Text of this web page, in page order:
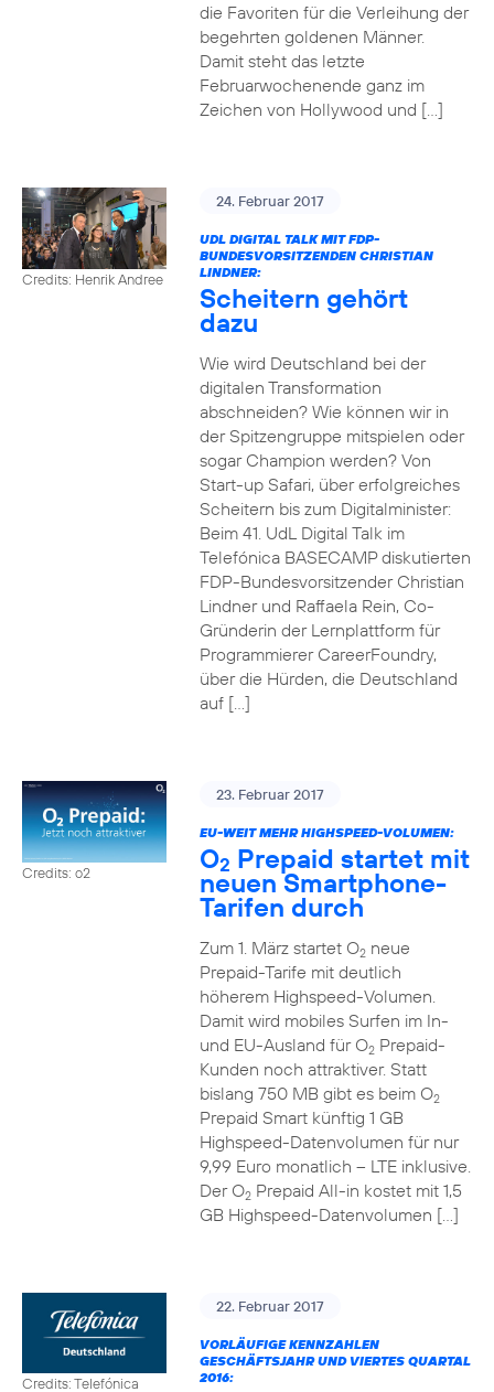
die Favoriten für die Verleihung der
begehrten goldenen Männer.
Damit steht das letzte
Februarwochenende ganz im
Zeichen von Hollywood und […]
Credits: Henrik Andree
24. Februar 2017
UDL DIGITAL TALK MIT FDP-
BUNDESVORSITZENDEN CHRISTIAN
LINDNER:
Scheitern gehört
dazu
Wie wird Deutschland bei der
digitalen Transformation
abschneiden? Wie können wir in
der Spitzengruppe mitspielen oder
sogar Champion werden? Von
Start-up Safari, über erfolgreiches
Scheitern bis zum Digitalminister:
Beim 41. UdL Digital Talk im
Telefónica BASECAMP diskutierten
FDP-Bundesvorsitzender Christian
Lindner und Raffaela Rein, Co-
Gründerin der Lernplattform für
Programmierer CareerFoundry,
über die Hürden, die Deutschland
auf […]
Credits: o2
23. Februar 2017
EU-WEIT MEHR HIGHSPEED-VOLUMEN:
O2 Prepaid startet mit
neuen Smartphone-
Tarifen durch
Zum 1. März startet O2neue
Prepaid-Tarife mit deutlich
höherem Highspeed-Volumen.
Damit wird mobiles Surfen im In-
und EU-Ausland für O2Prepaid-
Kunden noch attraktiver. Statt
bislang 750 MB gibt es beim O2
Prepaid Smart künftig 1 GB
Highspeed-Datenvolumen für nur
9,99 Euro monatlich – LTE inklusive.
Der O2Prepaid All-in kostet mit 1,5
GB Highspeed-Datenvolumen […]
Credits: Telefónica
22. Februar 2017
VORLÄUFIGE KENNZAHLEN
GESCHÄFTSJAHR UND VIERTES QUARTAL
2016: